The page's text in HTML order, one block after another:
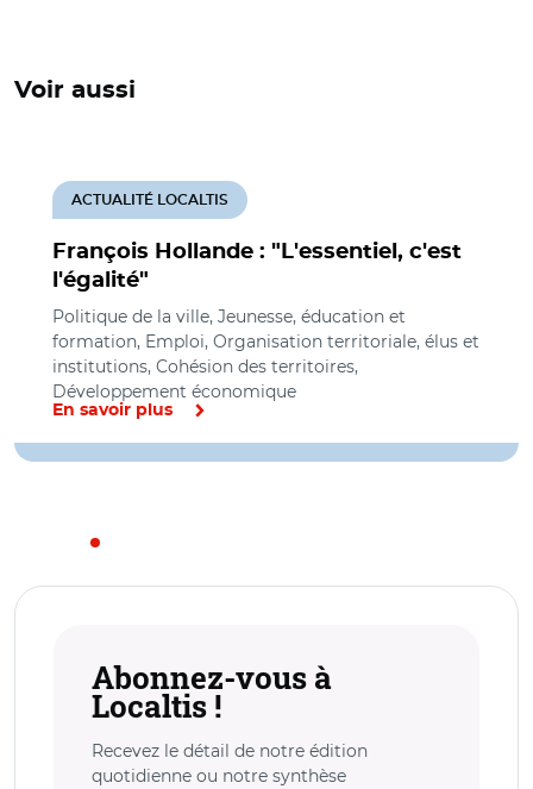
Voir aussi
François Hollande : "L'essentiel, c'est
l'égalité"
ACTUALITÉ LOCALTIS
Politique de la ville, Jeunesse, éducation et
formation, Emploi, Organisation territoriale, élus et
institutions, Cohésion des territoires,
Développement économique
En savoir plus
Abonnez-vous à
Localtis !
Recevez le détail de notre édition
quotidienne ou notre synthèse